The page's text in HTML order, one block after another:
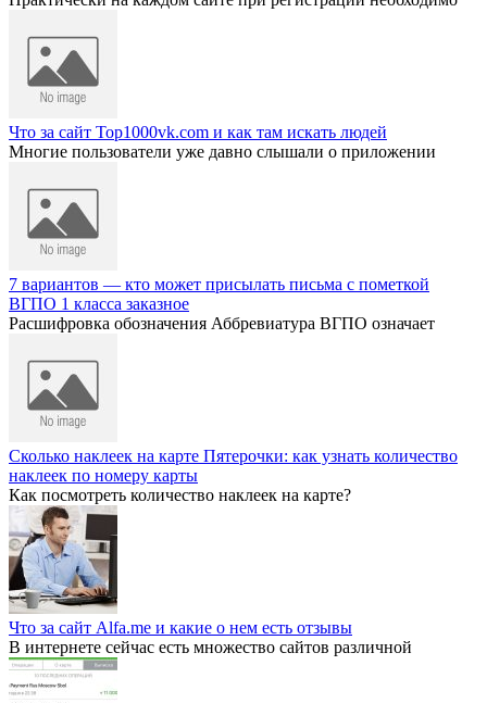
Что за сайт Top1000vk.com и как там искать людей
Многие пользователи уже давно слышали о приложении
7 вариантов — кто может присылать письма с пометкой
ВГПО 1 класса заказное
Расшифровка обозначения Аббревиатура ВГПО означает
Сколько наклеек на карте Пятерочки: как узнать количество
наклеек по номеру карты
Как посмотреть количество наклеек на карте?
Что за сайт Alfa.me и какие о нем есть отзывы
В интернете сейчас есть множество сайтов различной